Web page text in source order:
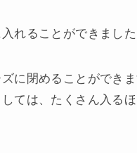
れることができました
に閉めることができま
ては、たくさん入る